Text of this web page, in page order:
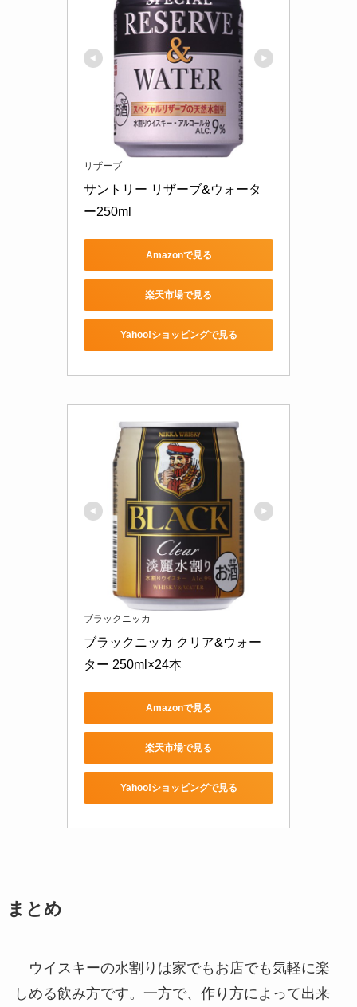
リザーブ
サントリー リザーブ&ウォータ
ー250ml
Amazonで見る
楽天市場で見る
Yahoo!ショッピングで見る
ブラックニッカ
ブラックニッカ クリア&ウォー
ター 250ml×24本
Amazonで見る
楽天市場で見る
Yahoo!ショッピングで見る
まとめ
ウイスキーの水割りは家でもお店でも気軽に楽
しめる飲み方です。一方で、作り方によって出来